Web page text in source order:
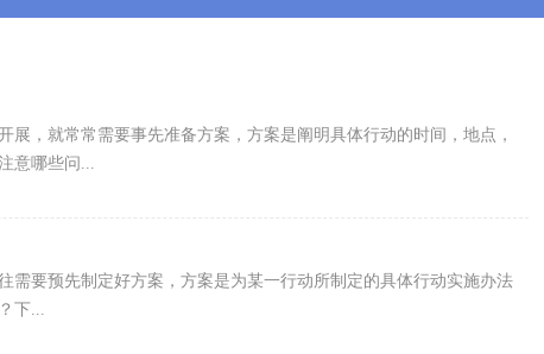
展，就常常需要事先准备方案，方案是阐明具体行动的时间，地点，
意哪些问...
需要预先制定好方案，方案是为某一行动所制定的具体行动实施办法
下...